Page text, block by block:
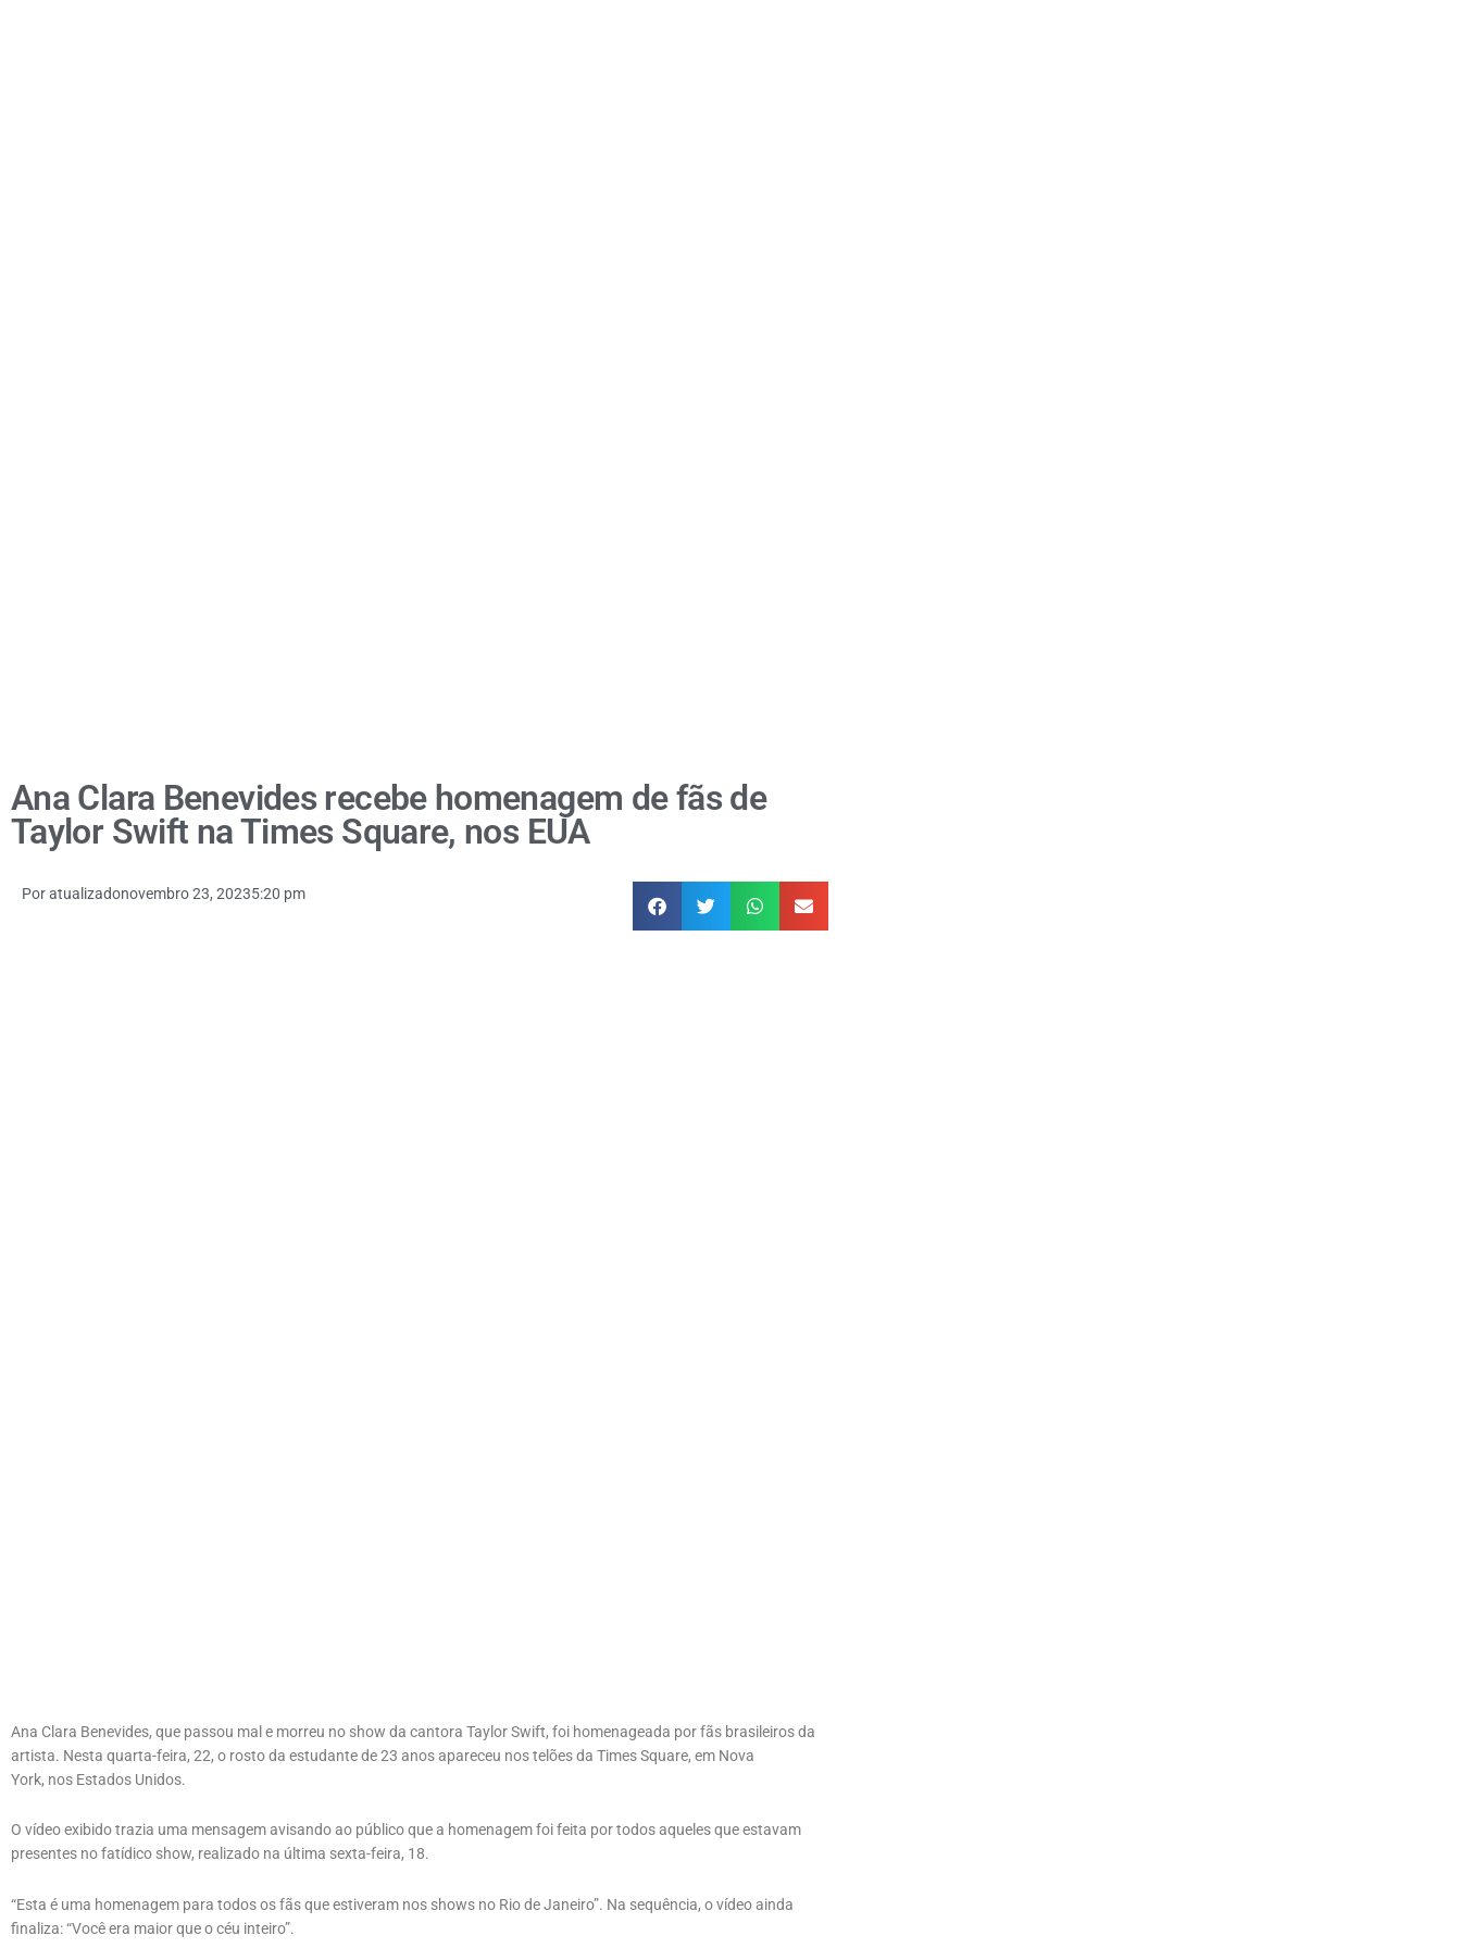
Ana Clara Benevides recebe homenagem de fãs de
Taylor Swift na Times Square, nos EUA
Poratualizadonovembro 23, 20235:20 pm
Ana Clara Benevides, que passou mal e morreu no show da cantora Taylor Swift, foi homenageada por fãs brasileiros da
artista. Nesta quarta-feira, 22, o rosto da estudante de 23 anos apareceu nos telões da Times Square, em Nova
York, nos Estados Unidos.
O vídeo exibido trazia uma mensagem avisando ao público que a homenagem foi feita por todos aqueles que estavam
presentes no fatídico show, realizado na última sexta-feira, 18.
“Esta é uma homenagem para todos os fãs que estiveram nos shows no Rio de Janeiro”. Na sequência, o vídeo ainda
finaliza: “Você era maior que o céu inteiro”.